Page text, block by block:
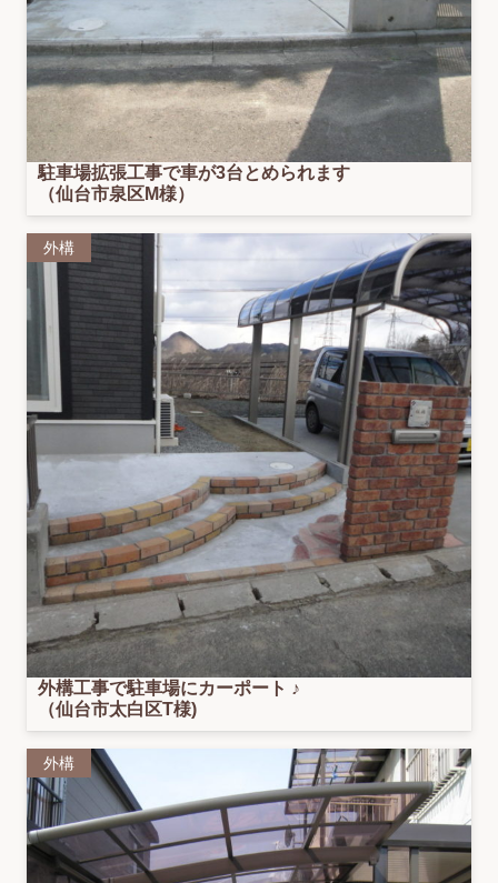
駐車場拡張工事で車が3台とめられます
（仙台市泉区M様）
外構
外構工事で駐車場にカーポート ♪
（仙台市太白区T様)
外構